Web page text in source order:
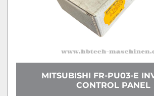
MITSUBISHI FR-PU03-E
CONTROL PANEL